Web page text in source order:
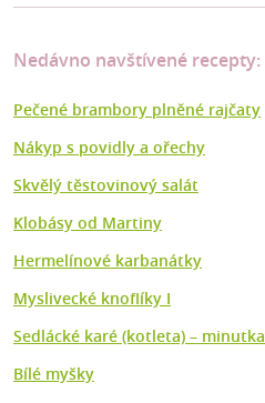
Nedávno navštívené recepty:
Pečené brambory plněné rajčaty
Nákyp s povidly a ořechy
Skvělý těstovinový salát
Klobásy od Martiny
Hermelínové karbanátky
Myslivecké knoflíky I
Sedlácké karé (kotleta) – minutka
Bílé myšky